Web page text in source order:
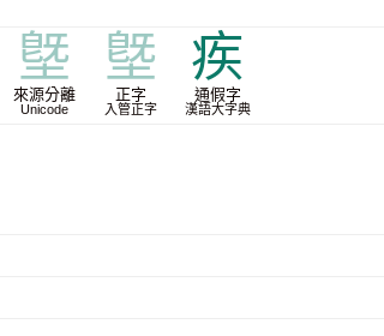
墍
來源分離
Unicode
墍
正字
入管正字
疾
通假字
漢語大字典